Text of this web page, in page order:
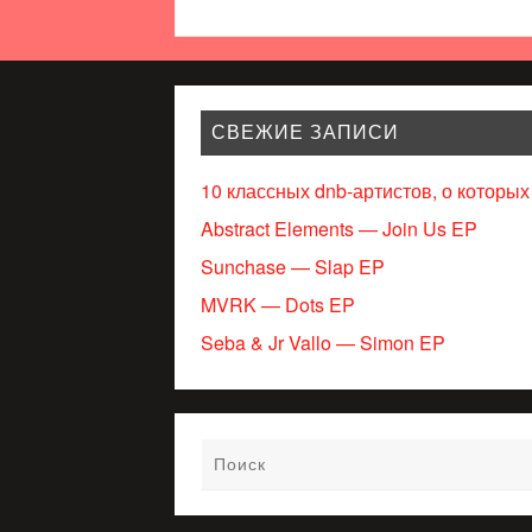
СВЕЖИЕ ЗАПИСИ
10 классных dnb-артистов, о
Abstract Elements — Join Us EP
Sunchase — Slap EP
MVRK — Dots EP
Seba & Jr Vallo — Simon EP